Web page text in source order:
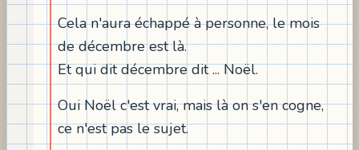
Cela n'aura échappé à personne, le mois
de décembre est là.
Et qui dit décembre dit ... Noël.
Oui Noël c'est vrai, mais là on s'en cogne,
ce n'est pas le sujet.